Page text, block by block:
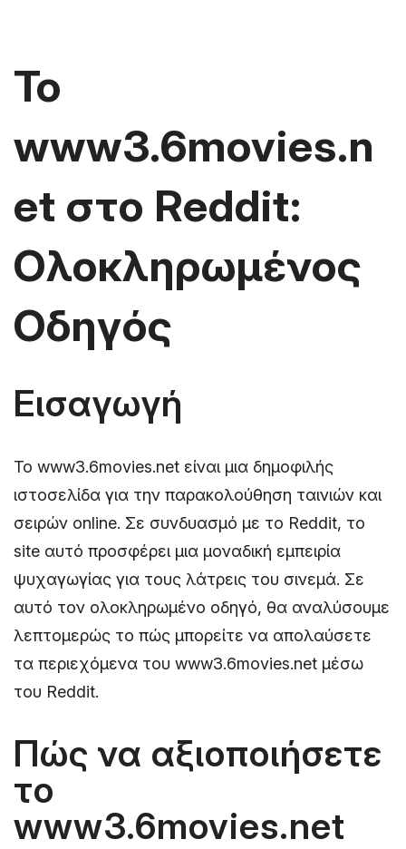
Το
www3.6movies.n
et στο Reddit:
Ολοκληρωμένος
Οδηγός
Εισαγωγή
Το www3.6movies.net είναι μια δημοφιλής
ιστοσελίδα για την παρακολούθηση ταινιών και
σειρών online. Σε συνδυασμό με το Reddit, το
site αυτό προσφέρει μια μοναδική εμπειρία
ψυχαγωγίας για τους λάτρεις του σινεμά. Σε
αυτό τον ολοκληρωμένο οδηγό, θα αναλύσουμε
λεπτομερώς το πώς μπορείτε να απολαύσετε
τα περιεχόμενα του www3.6movies.net μέσω
του Reddit.
Πώς να αξιοποιήσετε
το
www3.6movies.net